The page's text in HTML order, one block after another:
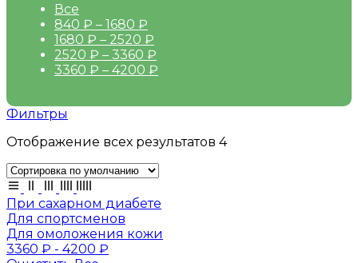
Все
840 ₽ – 1680 ₽
1680 ₽ – 2520 ₽
2520 ₽ – 3360 ₽
3360 ₽ – 4200 ₽
Фильтры
Отображение всех результатов 4
При сахарном диабете
Для спортсменов
Для омоложения кожи
3360 ₽ - 4200 ₽